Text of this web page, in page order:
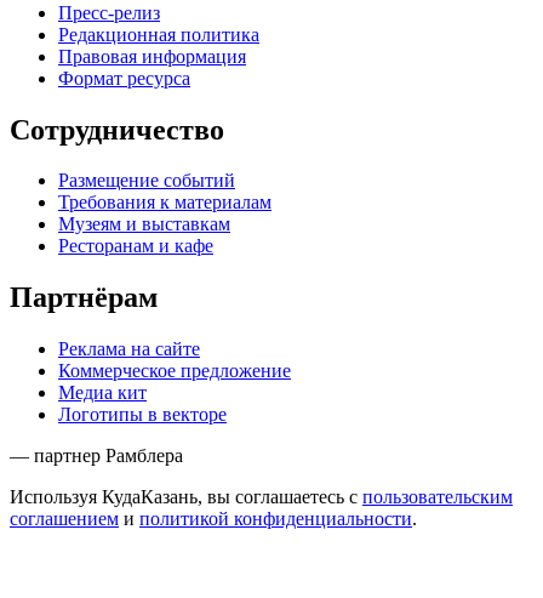
Пресс-релиз
Редакционная политика
Правовая информация
Формат ресурса
Сотрудничество
Размещение событий
Требования к материалам
Музеям и выставкам
Ресторанам и кафе
Партнёрам
Реклама на сайте
Коммерческое предложение
Медиа кит
Логотипы в векторе
— партнер Рамблера
Используя КудаКазань, вы соглашаетесь с пользовательским
соглашением и политикой конфиденциальности.